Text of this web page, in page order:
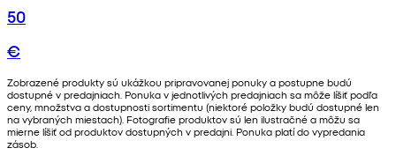
50
€
Zobrazené produkty sú ukážkou pripravovanej ponuky a postupne budú
dostupné v predajniach. Ponuka v jednotlivých predajniach sa môže líšiť podľa
ceny, množstva a dostupnosti sortimentu (niektoré položky budú dostupné len
na vybraných miestach). Fotografie produktov sú len ilustračné a môžu sa
mierne líšiť od produktov dostupných v predajni. Ponuka platí do vypredania
zásob.